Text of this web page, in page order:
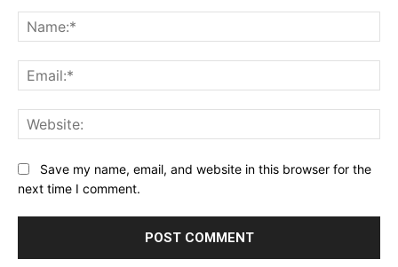
Save my name, email, and website in this browser for the
next time I comment.